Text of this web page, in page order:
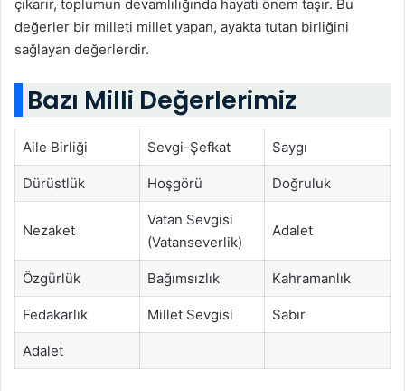
çıkarır, toplumun devamlılığında hayati önem taşır. Bu
değerler bir milleti millet yapan, ayakta tutan birliğini
sağlayan değerlerdir.
Bazı Milli Değerlerimiz
Aile Birliği Sevgi-Şefkat Saygı
Dürüstlük Hoşgörü Doğruluk
Nezaket
Vatan Sevgisi
(Vatanseverlik)
Adalet
Özgürlük Bağımsızlık Kahramanlık
Fedakarlık Millet Sevgisi Sabır
Adalet